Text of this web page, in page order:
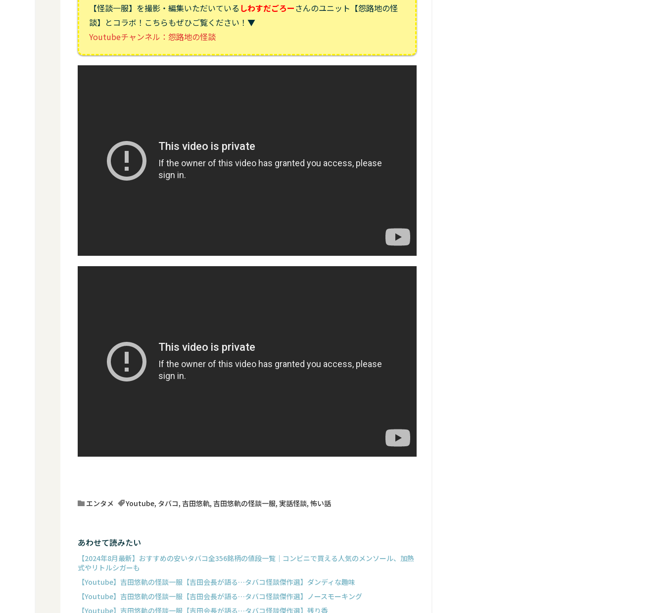
【怪談一服】を撮影・編集いただいている しわすだごろーさんのユニット【怨路地の怪
談】とコラボ！こちらもぜひご覧ください！▼
Youtubeチャンネル：怨路地の怪談
エンタメ Youtube, タバコ, 吉田悠軌, 吉田悠軌の怪談一服, 実話怪談, 怖い話
あわせて読みたい
【2024年8月最新】おすすめの安いタバコ全356銘柄の値段一覧｜コンビニで買える人気のメンソール、加熱
式やリトルシガーも
【Youtube】吉田悠軌の怪談一服【吉田会長が語る…タバコ怪談傑作選】ダンディな趣味
【Youtube】吉田悠軌の怪談一服【吉田会長が語る…タバコ怪談傑作選】ノースモーキング
【Youtube】吉田悠軌の怪談一服【吉田会長が語る…タバコ怪談傑作選】残り香